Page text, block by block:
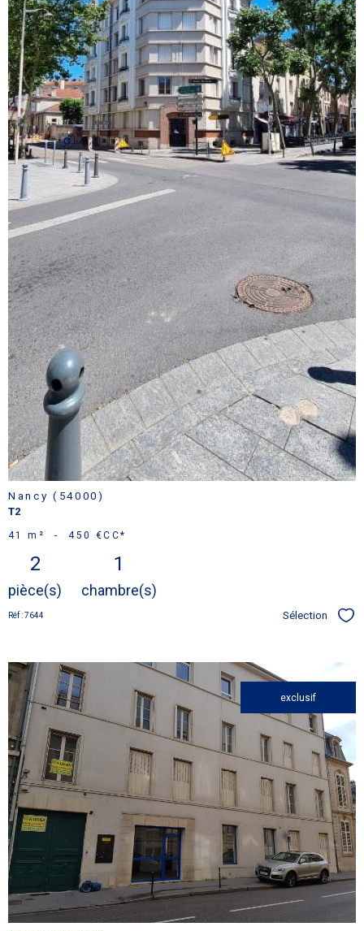
voir le
bien
Nancy (54000)
T2
41 m² - 450 €CC*
2
pièce(s)
1
chambre(s)
Réf : 7644 Sélection
exclusif
voir le
bien